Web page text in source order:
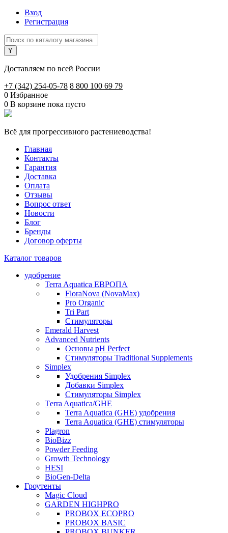
Вход
Регистрация
Доставляем по всей России
+7 (342) 254-05-78 8 800 100 69 79
0 Избранное
0 В корзине пока пусто
Всё для прогрессивного растениеводства!
Главная
Контакты
Гарантия
Доставка
Оплата
Отзывы
Вопрос ответ
Новости
Блог
Бренды
Договор оферты
Каталог товаров
удобрение
Terra Aquatica ЕВРОПА
FloraNova (NovaMax)
Pro Organic
Tri Part
Стимуляторы
Emerald Harvest
Advanced Nutrients
Основы pH Perfect
Стимуляторы Traditional Supplements
Simplex
Удобрения Simplex
Добавки Simplex
Стимуляторы Simplex
Тerra Aquatica/GHE
Terra Aquatica (GHE) удобрения
Terra Aquatica (GHE) стимуляторы
Plagron
BioBizz
Powder Feeding
Growth Technology
HESI
BioGen-Delta
Гроутенты
Magic Cloud
GARDEN HIGHPRO
PROBOX ECOPRO
PROBOX BASIC